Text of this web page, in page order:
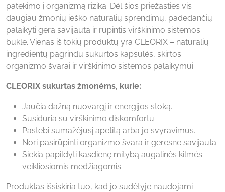
patekimo į organizmą riziką. Dėl šios priežasties vis
daugiau žmonių ieško natūralių sprendimų, padedančių
palaikyti gerą savijautą ir rūpintis virškinimo sistemos
būkle. Vienas iš tokių produktų yra CLEORIX – natūralių
ingredientų pagrindu sukurtos kapsulės, skirtos
organizmo švarai ir virškinimo sistemos palaikymui.
CLEORIX sukurtas žmonėms, kurie:
Jaučia dažną nuovargį ir energijos stoką.
Susiduria su virškinimo diskomfortu.
Pastebi sumažėjusį apetitą arba jo svyravimus.
Nori pasirūpinti organizmo švara ir geresne savijauta.
Siekia papildyti kasdienę mitybą augalinės kilmės
veikliosiomis medžiagomis.
Produktas išsiskiria tuo, kad jo sudėtyje naudojami